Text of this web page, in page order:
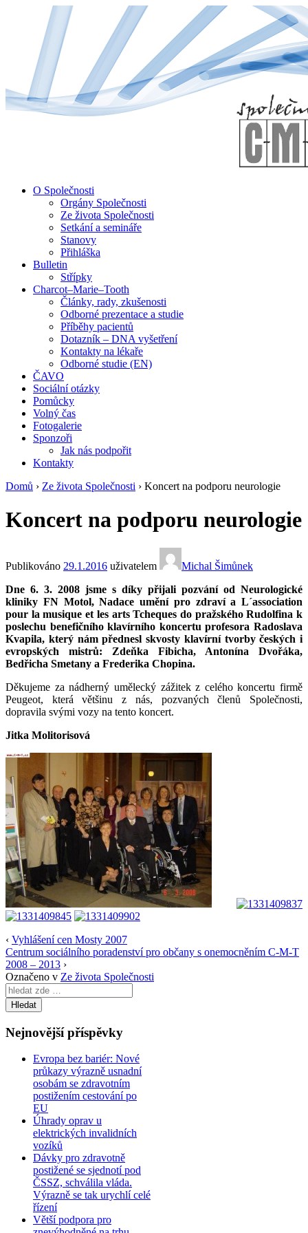
Content
O Společnosti
Orgány Společnosti
Ze života Společnosti
Setkání a semináře
Stanovy
Přihláška
Bulletin
Střípky
Charcot–Marie–Tooth
Články, rady, zkušenosti
Odborné prezentace a studie
Příběhy pacientů
Dotazník – DNA vyšetření
Kontakty na lékaře
Odborné studie (EN)
ČAVO
Sociální otázky
Pomůcky
Volný čas
Fotogalerie
Sponzoři
Jak nás podpořit
Kontakty
Domů › Ze života Společnosti › Koncert na podporu neurologie
Koncert na podporu neurologie
Publikováno 29.1.2016 uživatelem
Michal Šimůnek
Dne 6. 3. 2008 jsme s díky přijali pozvání od Neurologické
kliniky FN Motol, Nadace umění pro zdraví a L´association
pour la musique et les arts Tcheques do pražského Rudolfina k
poslechu benefičního klavírního koncertu profesora Radoslava
Kvapila, který nám přednesl skvosty klavírní tvorby českých i
evropských mistrů: Zdeňka Fibicha, Antonína Dvořáka,
Bedřicha Smetany a Frederika Chopina.
Děkujeme za nádherný umělecký zážitek z celého koncertu firmě
Peugeot, která většinu z nás, pozvaných členů Společnosti,
dopravila svými vozy na tento koncert.
Jitka Molitorisová
‹ Vyhlášení cen Mosty 2007
Centrum sociálního poradenství pro občany s onemocněním C-M-T
2008 – 2013 ›
Označeno v Ze života Společnosti
Search
for:
Nejnovější příspěvky
Evropa bez bariér: Nové
průkazy výrazně usnadní
osobám se zdravotním
postižením cestování po
EU
Úhrady oprav u
elektrických invalidních
vozíků
Dávky pro zdravotně
postižené se sjednotí pod
ČSSZ, schválila vláda.
Výrazně se tak urychlí celé
řízení
Větší podpora pro